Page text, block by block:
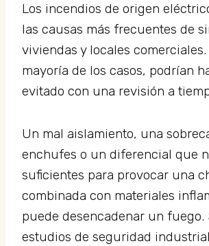
Los incendios de origen
las causas más frecuentes de
viviendas y locales comerciales.
mayoría de los casos, podrían
evitado con una revisión a
Un mal aislamiento, una
enchufes o un diferencial que
suficientes para provocar una
combinada con materiales
puede desencadenar un fuego.
estudios de seguridad